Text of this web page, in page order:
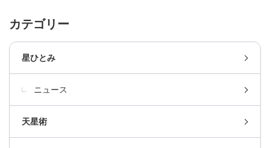
カテゴリー
星ひとみ
ニュース
天星術